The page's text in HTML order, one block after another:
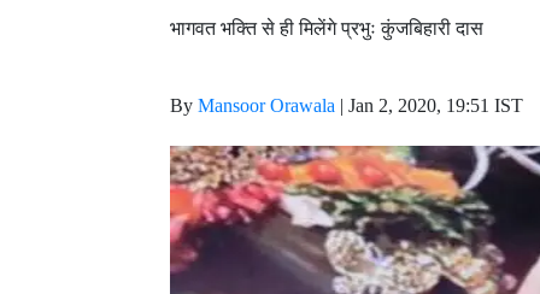
भागवत भक्ति से ही मिलेंगे प्रभुः कुंजबिहारी दास
By Mansoor Orawala | Jan 2, 2020, 19:51 IST